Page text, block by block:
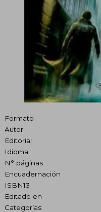
Formato
Autor
Editorial
Idioma
N° páginas
Encuadernación
ISBN13
Editado en
Categorías